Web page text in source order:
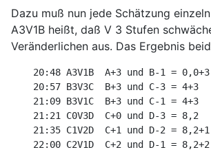
Dazu muß nun jede Schätzung
A3V1B heißt, daß V 3 Stufen
Veränderlichen aus. Das Ergebnis
20:48 A3V1B  A+3 und B-1 =
20:57 B3V3C  B+3 und C-3 = 4+3
21:09 B3V1C  B+3 und C-1 = 4+3
21:21 C0V3D  C+0 und D-3 = 8,2
21:35 C1V2D  C+1 und D-2 =
22:00 C2V1D  C+2 und D-1 =